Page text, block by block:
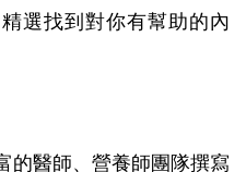
選找到對你有幫助的內
的醫師、營養師團隊撰寫